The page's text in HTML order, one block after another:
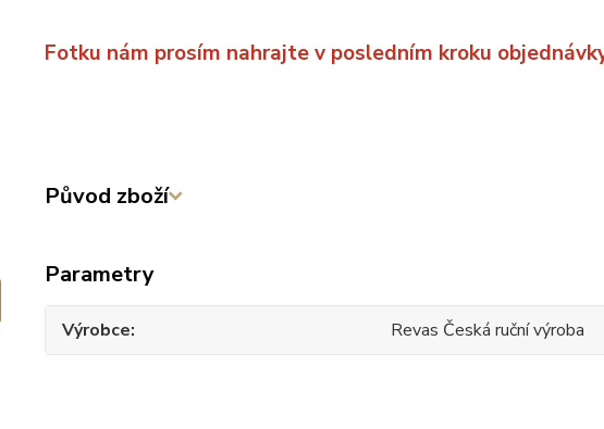
Fotku nám prosím nahrajte v posledním kroku
Původ zboží
Parametry
Výrobce Revas Česká ruční výroba